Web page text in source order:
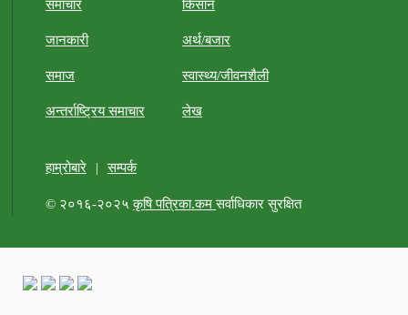
समाचार किसान
जानकारी अर्थ/बजार
समाज स्वास्थ्य/जीवनशैली
अन्तर्राष्ट्रिय समाचार लेख
हाम्रोबारे | सम्पर्क
© २०१६-२०२५कृषि पत्रिका.कमसर्वाधिकार सुरक्षित